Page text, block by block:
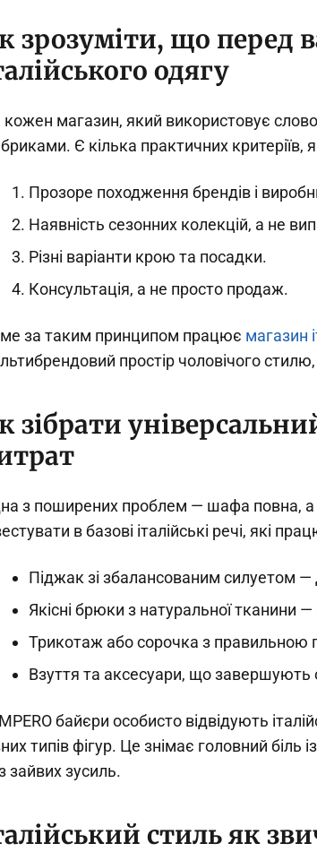
зрозуміти, що перед
одягу
магазин, який використовує
Є кілька практичних
Прозоре походження брендів і
Наявність сезонних колекцій, а не
Різні варіанти крою та посадки.
Консультація, а не просто продаж.
за таким принципом працює магазин
простір чоловічого
зібрати
з поширених проблем — шафа повна, а
в базові італійські речі, які
Піджак зі збалансованим силуетом —
Якісні брюки з натуральної тканини
Трикотаж або сорочка з правильною
Взуття та аксесуари, що завершують
байєри особисто відвідують
типів фігур. Це знімає головний біль
зайвих зусиль.
стиль як